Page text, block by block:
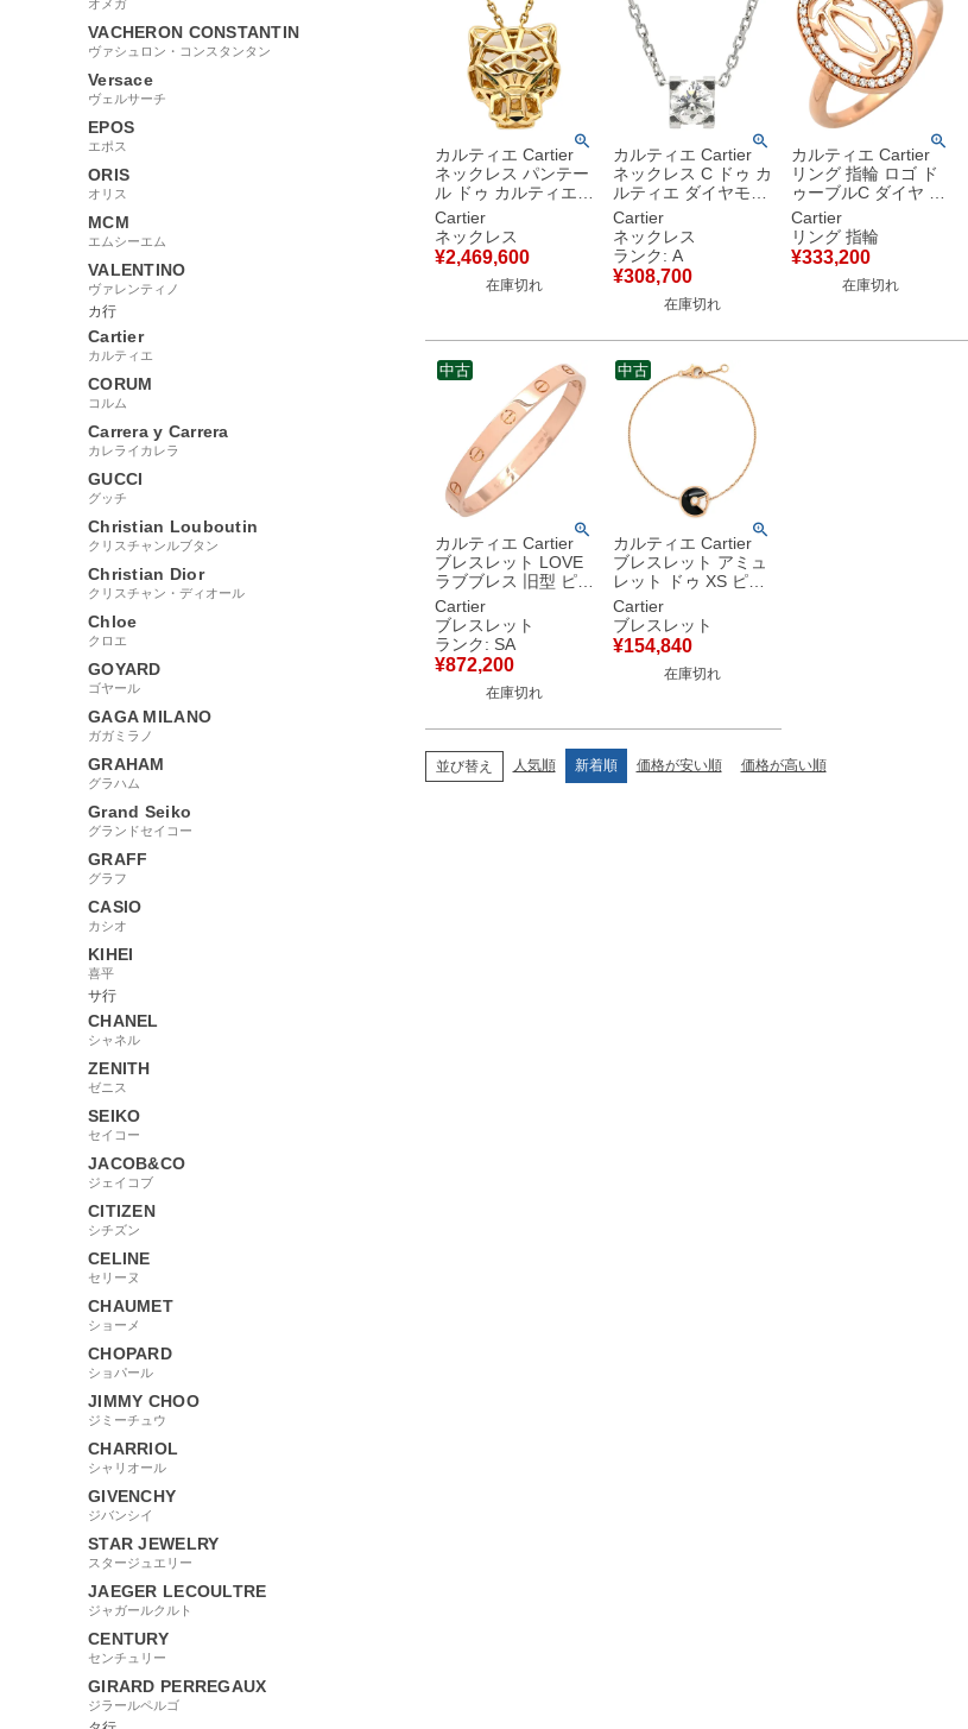
オメガ
VACHERON CONSTANTIN
ヴァシュロン・コンスタンタン
Versace
ヴェルサーチ
EPOS
エポス
ORIS
オリス
MCM
エムシーエム
VALENTINO
ヴァレンティノ
カ行
Cartier
カルティエ
CORUM
コルム
Carrera y Carrera
カレライカレラ
GUCCI
グッチ
Christian Louboutin
クリスチャンルブタン
Christian Dior
クリスチャン・ディオール
Chloe
クロエ
GOYARD
ゴヤール
GAGA MILANO
ガガミラノ
GRAHAM
グラハム
Grand Seiko
グランドセイコー
GRAFF
グラフ
CASIO
カシオ
KIHEI
喜平
サ行
CHANEL
シャネル
ZENITH
ゼニス
SEIKO
セイコー
JACOB&CO
ジェイコブ
CITIZEN
シチズン
CELINE
セリーヌ
CHAUMET
ショーメ
CHOPARD
ショパール
JIMMY CHOO
ジミーチュウ
CHARRIOL
シャリオール
GIVENCHY
ジバンシイ
STAR JEWELRY
スタージュエリー
JAEGER LECOULTRE
ジャガールクルト
CENTURY
センチュリー
GIRARD PERREGAUX
ジラールペルゴ
カルティエ Cartier
ネックレス パンテー
ル ドゥ カルティエ
イエローゴールド
18K オニキス ツァボ
ライトガーネット
N7424210 【箱】
【中古】
Cartier
ネックレス
¥2,469,600
在庫切れ
カルティエ Cartier
ネックレス C ドゥ カ
ルティエ ダイヤモン
ド ペンダント ホワイ
トゴールド 18K
AU750 WG
N7424280 【箱】
【中古】中古美品
Cartier
ネックレス
ランク: A
¥308,700
在庫切れ
カルティエ Cartier
リング 指輪 ロゴ ド
ゥーブルC ダイヤ ピ
ンクゴールド
#53(JP13) 750 18K
PG 12.5号
B4093200 【中古】
Cartier
リング 指輪
¥333,200
在庫切れ
カルティエ Cartier
ブレスレット LOVE
ラブブレス 旧型 ピン
クゴールド #16 750
18K PG バングル
【中古】新品同様品
Cartier
ブレスレット
ランク: SA
¥872,200
在庫切れ
中古
カルティエ Cartier
ブレスレット アミュ
レット ドゥ XS ピン
クゴールド 黒 1Pダ
イヤモンド 750 18金
【中古】
Cartier
ブレスレット
¥154,840
在庫切れ
中古
並び替え 人気順 新着順 価格が安い順 価格が高い順